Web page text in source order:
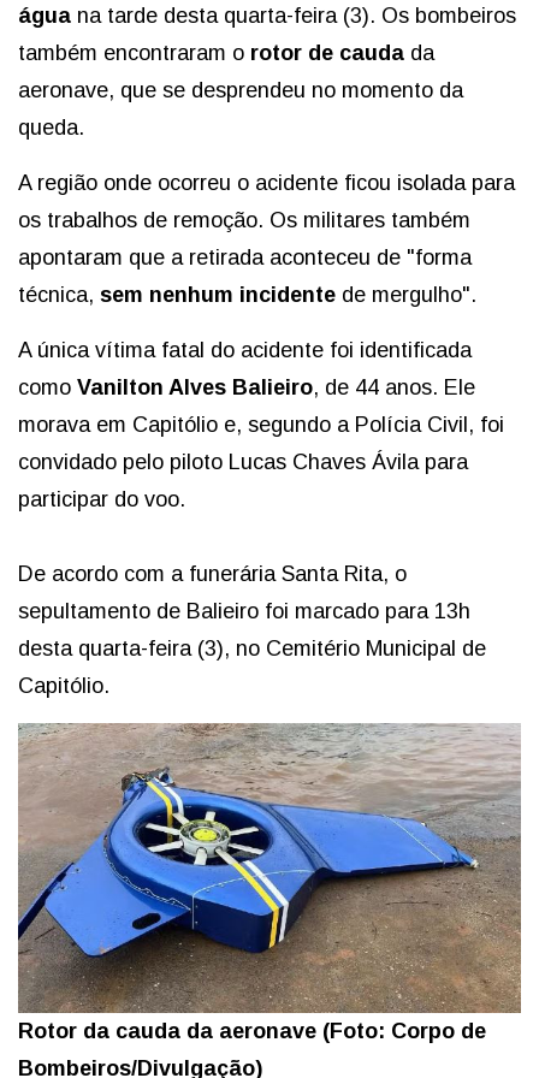
água na tarde desta quarta-feira (3). Os bombeiros
também encontraram o rotor de cauda da
aeronave, que se desprendeu no momento da
queda.
A região onde ocorreu o acidente ficou isolada para
os trabalhos de remoção. Os militares também
apontaram que a retirada aconteceu de "forma
técnica, sem nenhum incidente de mergulho".
A única vítima fatal do acidente foi identificada
como Vanilton Alves Balieiro, de 44 anos. Ele
morava em Capitólio e, segundo a Polícia Civil, foi
convidado pelo piloto Lucas Chaves Ávila para
participar do voo.
De acordo com a funerária Santa Rita, o
sepultamento de Balieiro foi marcado para 13h
desta quarta-feira (3), no Cemitério Municipal de
Capitólio.
Rotor da cauda da aeronave (Foto: Corpo de
Bombeiros/Divulgação)